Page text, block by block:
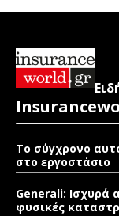
Το σύγχρονο
στο εργοστάσιο
Generali: Ισχυρά
φυσικές